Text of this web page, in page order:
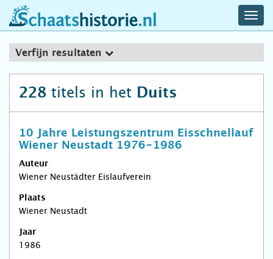
schaatshistorie.nl
Verfijn resultaten
228 titels in het Duits
10 Jahre Leistungszentrum Eisschnellauf
Wiener Neustadt 1976-1986
Auteur
Wiener Neustädter Eislaufverein
Plaats
Wiener Neustadt
Jaar
1986